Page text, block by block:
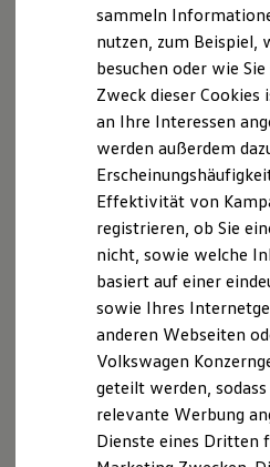
Reichweite
Reichweite der
Reichweite im
Laden
Laden unterwegs
Laden Zuhause
Batterie
Sicherheit
Garantie und
Nachhaltigkeit
Technologie
Kosten und Kauf
Verbrauchskosten
Kaufoptionen
E-Auto-Förderung
Software und
Die ID. Software 6
ID. Software
Digitale Extras
Schnittstellen zu
Probefahrt
Fahrzeugangebot
Servicetermin buchen
Serviceanfrage stellen
sammeln
nutzen, zum Beispiel,
besuchen oder wie
Zweck dieser
an Ihre Interessen
werden außerdem
Effektivität von
registrieren, ob Sie
nicht, sowie welche
basiert auf einer
sowie Ihres
anderen Webseiten
Volkswagen
geteilt werden,
relevante Werbung
Dienste eines Dritten